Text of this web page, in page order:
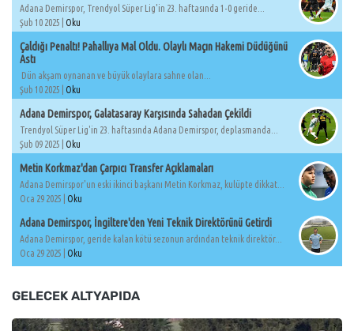
Adana Demirspor, Trendyol Süper Lig'in 23. haftasında 1-0 geride...
Şub 10 2025 | Oku
Çaldığı Penaltı! Pahallıya Mal Oldu. Olaylı Maçın Hakemi Düdüğünü
Astı
Dün akşam oynanan ve büyük olaylara sahne olan...
Şub 10 2025 | Oku
Adana Demirspor, Galatasaray Karşısında Sahadan Çekildi
Trendyol Süper Lig'in 23. haftasında Adana Demirspor, deplasmanda...
Şub 09 2025 | Oku
Metin Korkmaz'dan Çarpıcı Transfer Açıklamaları
Adana Demirspor'un eski ikinci başkanı Metin Korkmaz, kulüpte dikkat...
Oca 29 2025 | Oku
Adana Demirspor, İngiltere'den Yeni Teknik Direktörünü Getirdi
Adana Demirspor, geride kalan kötü sezonun ardından teknik direktör...
Oca 29 2025 | Oku
GELECEK ALTYAPIDA